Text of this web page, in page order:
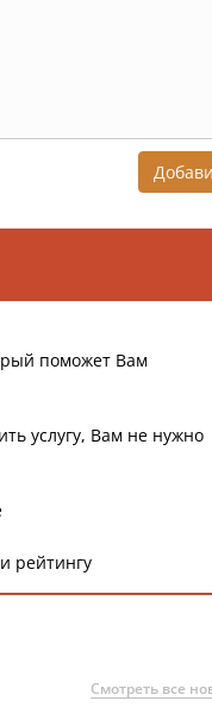
поможет Вам
услугу, Вам не нужно
рейтингу
Смотреть все